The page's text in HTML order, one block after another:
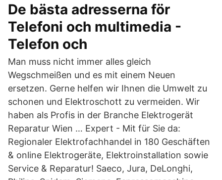
De bästa adresserna för
Telefoni och multimedia -
Telefon och
Man muss nicht immer alles gleich
Wegschmeißen und es mit einem Neuen
ersetzen. Gerne helfen wir Ihnen die Umwelt zu
schonen und Elektroschott zu vermeiden. Wir
haben als Profis in der Branche Elektrogerät
Reparatur Wien … Expert - Mit für Sie da:
Regionaler Elektrofachhandel in 180 Geschäften
& online Elektrogeräte, Elektroinstallation sowie
Service & Reparatur! Saeco, Jura, DeLonghi,